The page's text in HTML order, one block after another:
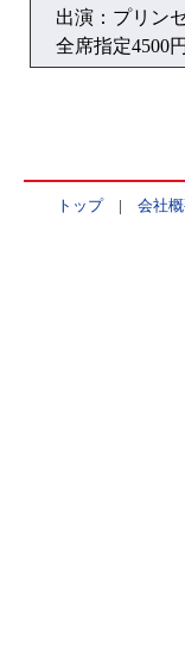
出演：プリンセ
全席指定4500
トップ| 会社